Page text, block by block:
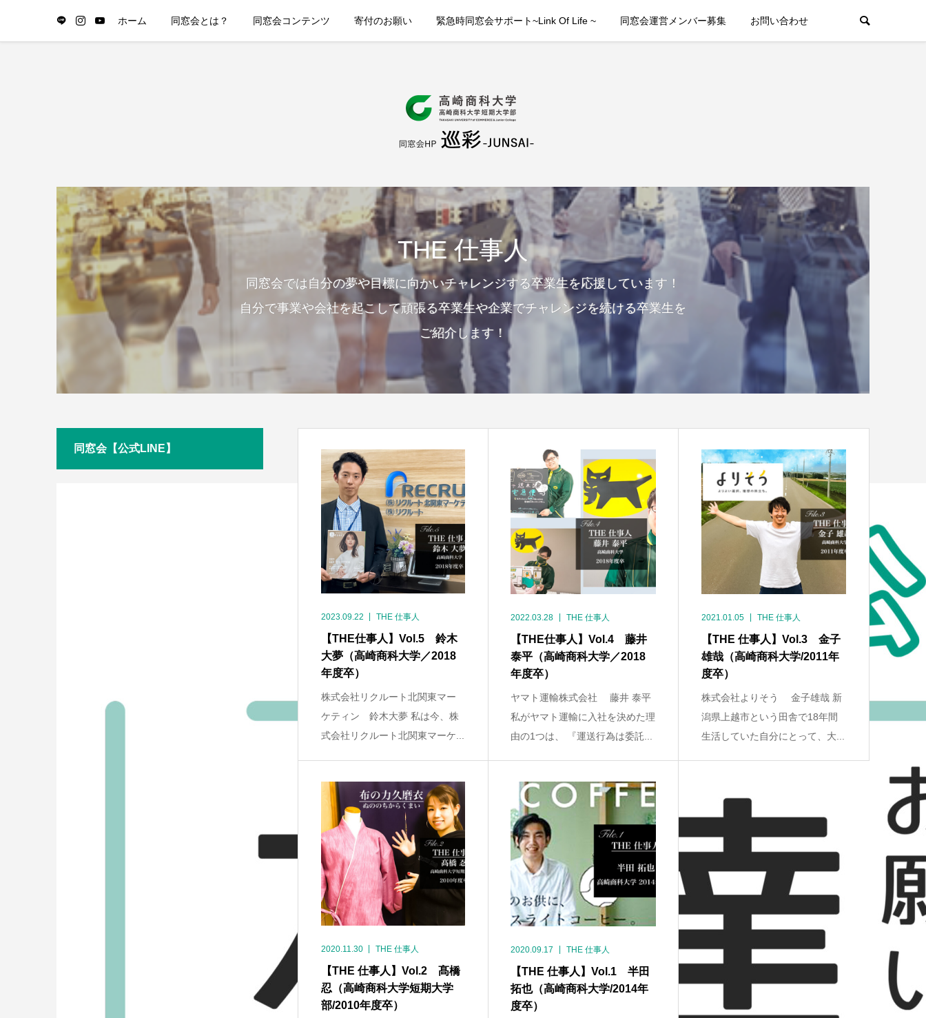
ホーム 同窓会とは？ 同窓会コンテンツ 寄付のお願い 緊急時同窓会サポート~Link Of Life ~ 同窓会運営メンバー募集 お問い合わせ
THE 仕事人
同窓会では自分の夢や目標に向かいチャレンジする卒業生を応援しています！
自分で事業や会社を起こして頑張る卒業生や企業でチャレンジを続ける卒業生を
ご紹介します！
2023.09.22 THE 仕事人
【THE仕事人】Vol.5 鈴木
大夢（高崎商科大学／2018
年度卒）
株式会社リクルート北関東マー
ケティン 鈴木大夢 私は今、株
式会社リクルート北関東マーケ...
2022.03.28 THE 仕事人
【THE仕事人】Vol.4 藤井
泰平（高崎商科大学／2018
年度卒）
ヤマト運輸株式会社 藤井 泰平
私がヤマト運輸に入社を決めた理
由の1つは、 『運送行為は委託...
2021.01.05 THE 仕事人
【THE 仕事人】Vol.3 金子
雄哉（高崎商科大学/2011年
度卒）
株式会社よりそう 金子雄哉 新
潟県上越市という田舎で18年間
生活していた自分にとって、大...
2020.11.30 THE 仕事人
【THE 仕事人】Vol.2 髙橋
忍（高崎商科大学短期大学
部/2010年度卒）
2020.09.17 THE 仕事人
【THE 仕事人】Vol.1 半田
拓也（高崎商科大学/2014年
度卒）
同窓会【公式LINE】